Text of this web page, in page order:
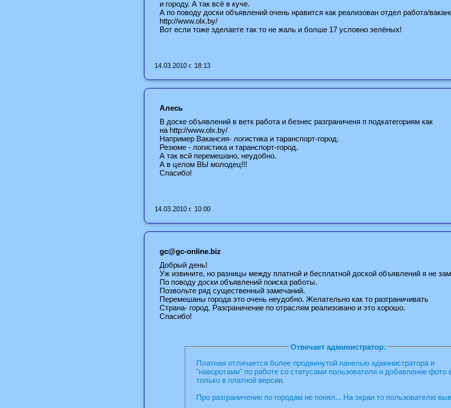
и городу. А так всё в куче.
А по поводу доски объявлений очень нравится как реализован отдел работа/
http://www.olx.by/
Вот если тоже зделаете так то не жаль и болше 17 условно зелёных!
14.03.2010 г. 18:13
Алесь
В доске объявлений в ветк работа и безнес разграниченя п подкатегориям как
на http://www.olx.by/
Например Вакансия- логистика и таранспорт-город.
Резюме - логистика и таранспорт-город.
А так всй перемешано, неудобно.
А в целом ВЫ молодец!!!
Спасибо!
14.03.2010 г. 10:00
gc@gc-online.biz
Добрый день!
Уж извините, но разницы между платной и бесплатной доской объявлений я не
По поводу доски объявлений поиска работы.
Позвольте ряд существенный замечаний.
Перемешаны города это очень неудобно. Желательно как то разграничивать
Страна- город. Разграничение по отраслям реализовано и это хорошо.
Спасибо!
Отвечает администратор:
Платная отличается более продвинутой панелью администратора и
"наворотами" по работе со статусами пользователя и добавление фото
только в платной версии.
Про разграничение по городам не понял... На экран то пользователю